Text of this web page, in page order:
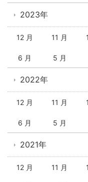
2023年
12 月 11 月
6 月 5 月
2022年
12 月 11 月
6 月 5 月
2021年
12 月 11 月